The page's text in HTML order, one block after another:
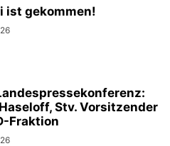
ist gekommen!
Stv. Vorsitzender
Fraktion